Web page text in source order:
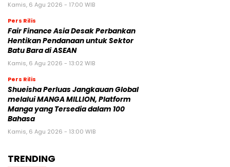
Kamis, 6 Agu 2026 - 17:00 WIB
Pers Rilis
Fair Finance Asia Desak Perbankan
Hentikan Pendanaan untuk Sektor
Batu Bara di ASEAN
Kamis, 6 Agu 2026 - 13:02 WIB
Pers Rilis
Shueisha Perluas Jangkauan Global
melalui MANGA MILLION, Platform
Manga yang Tersedia dalam 100
Bahasa
Kamis, 6 Agu 2026 - 13:00 WIB
TRENDING